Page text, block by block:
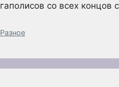
со всех концов
Рубрики
Разное